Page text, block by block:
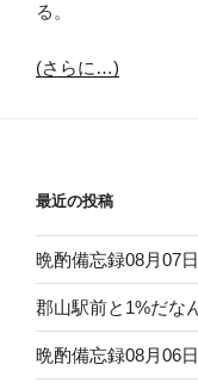
る。
(さらに…)
最近の投稿
晩酌備忘録08月07日
郡山駅前と1%だな
晩酌備忘録08月06日